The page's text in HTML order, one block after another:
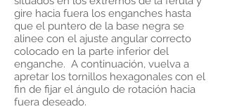
gire hacia fuera los enganches hasta
que el puntero de la base negra se
alinee con el ajuste angular correcto
colocado en la parte inferior del
enganche. A continuación, vuelva a
apretar los tornillos hexagonales con el
fin de fijar el ángulo de rotación hacia
fuera deseado.